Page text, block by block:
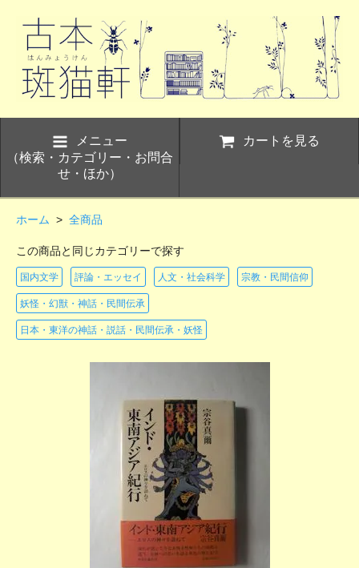
メニュー
（検索・カテゴリー・お問合
せ・ほか）
カートを見る
ホーム > 全商品
この商品と同じカテゴリーで探す
国内文学 評論・エッセイ 人文・社会科学 宗教・民間信仰
妖怪・幻獣・神話・民間伝承
日本・東洋の神話・説話・民間伝承・妖怪